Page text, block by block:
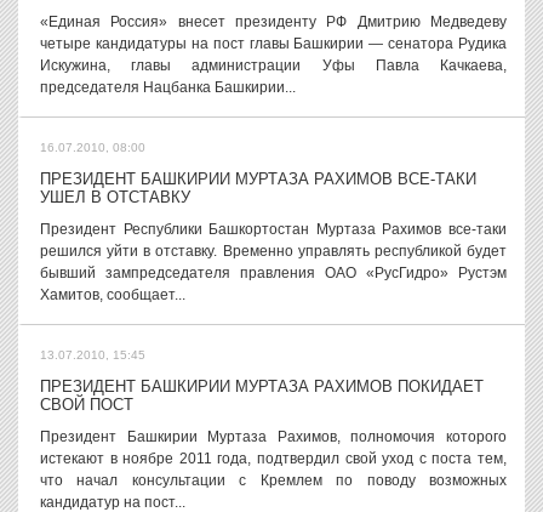
«Единая Россия» внесет президенту РФ Дмитрию Медведеву
четыре кандидатуры на пост главы Башкирии — сенатора Рудика
Искужина, главы администрации Уфы Павла Качкаева,
председателя Нацбанка Башкирии...
16.07.2010, 08:00
ПРЕЗИДЕНТ БАШКИРИИ МУРТАЗА РАХИМОВ ВСЕ-ТАКИ
УШЕЛ В ОТСТАВКУ
Президент Республики Башкортостан Муртаза Рахимов все-таки
решился уйти в отставку. Временно управлять республикой будет
бывший зампредседателя правления ОАО «РусГидро» Рустэм
Хамитов, сообщает...
13.07.2010, 15:45
ПРЕЗИДЕНТ БАШКИРИИ МУРТАЗА РАХИМОВ ПОКИДАЕТ
СВОЙ ПОСТ
Президент Башкирии Муртаза Рахимов, полномочия которого
истекают в ноябре 2011 года, подтвердил свой уход с поста тем,
что начал консультации с Кремлем по поводу возможных
кандидатур на пост...